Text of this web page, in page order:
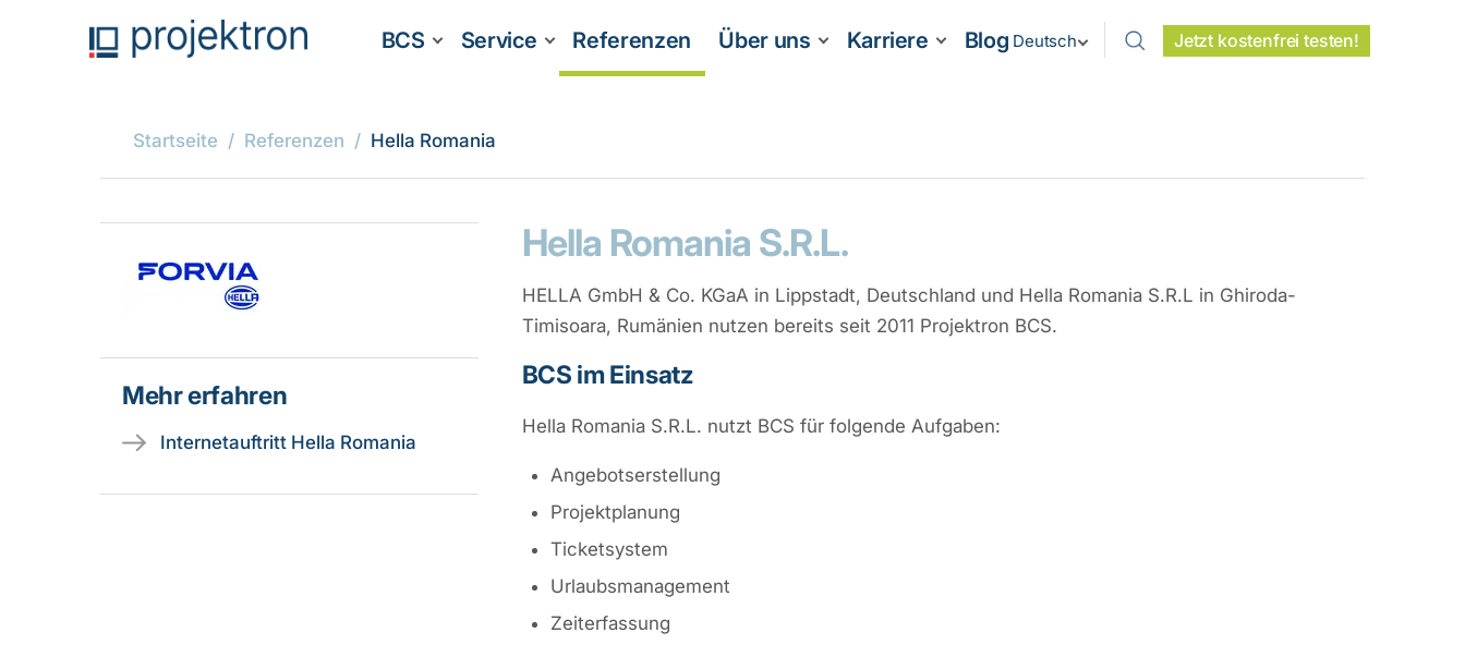
Deutsch Jetzt kostenfrei testen!
BCS Service Referenzen Über uns Karriere Blog
Startseite Referenzen Hella Romania
Hella Romania S.R.L.
HELLA GmbH & Co. KGaA in Lippstadt, Deutschland und Hella Romania S.R.L in Ghiroda-
Timisoara, Rumänien nutzen bereits seit 2011 Projektron BCS.
BCS im Einsatz
Hella Romania S.R.L. nutzt BCS für folgende Aufgaben:
Angebotserstellung
Projektplanung
Ticketsystem
Urlaubsmanagement
Zeiterfassung
Mehr erfahren
Internetauftritt Hella Romania